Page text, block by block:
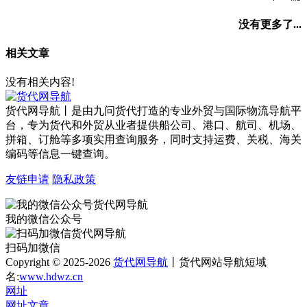
没有更多了...
相关文章
没有相关内容!
货代网导航丨是由九问货代打造的专业外贸与国际物流导航平
台，专为货代和外贸从业者提供船公司、港口、航司、机场、
拼箱、订舱等多项实用查询服务，同时支持运费、关税、海关
编码等信息一键查询。
友链申请 隐私政策
我的微信公众号
扫码加微信
Copyright © 2025-2026 货代网导航 丨货代网站导航短域
名:www.hdwz.cn
网址